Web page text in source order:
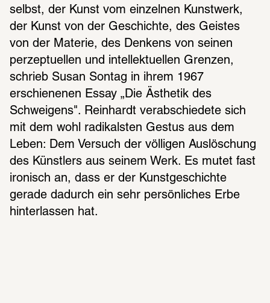
selbst, der Kunst vom einzelnen Kunstwerk,
der Kunst von der Geschichte, des Geistes
von der Materie, des Denkens von seinen
perzeptuellen und intellektuellen Grenzen,
schrieb Susan Sontag in ihrem 1967
erschienenen Essay „Die Ästhetik des
Schweigens". Reinhardt verabschiedete sich
mit dem wohl radikalsten Gestus aus dem
Leben: Dem Versuch der völligen Auslöschung
des Künstlers aus seinem Werk. Es mutet fast
ironisch an, dass er der Kunstgeschichte
gerade dadurch ein sehr persönliches Erbe
hinterlassen hat.